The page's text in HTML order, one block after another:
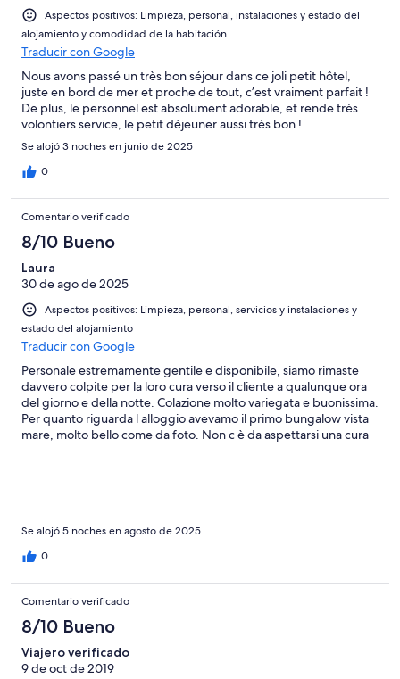
Aspectos positivos: Limpieza, personal, instalaciones y estado del
alojamiento y comodidad de la habitación
Traducir con Google
Nous avons passé un très bon séjour dans ce joli petit hôtel,
juste en bord de mer et proche de tout, c’est vraiment parfait !
De plus, le personnel est absolument adorable, et rende très
volontiers service, le petit déjeuner aussi très bon !
Se alojó 3 noches en junio de 2025
0
Comentario verificado
8/10 Bueno
Laura
30 de ago de 2025
Aspectos positivos: Limpieza, personal, servicios y instalaciones y
estado del alojamiento
Traducir con Google
Personale estremamente gentile e disponibile, siamo rimaste
davvero colpite per la loro cura verso il cliente a qualunque ora
del giorno e della notte. Colazione molto variegata e buonissima.
Per quanto riguarda l alloggio avevamo il primo bungalow vista
mare, molto bello come da foto. Non c è da aspettarsi una cura
Se alojó 5 noches en agosto de 2025
0
Comentario verificado
8/10 Bueno
Viajero verificado
9 de oct de 2019